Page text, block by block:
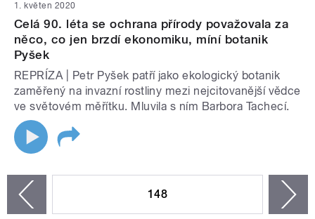
1. květen 2020
Celá 90. léta se ochrana přírody považovala za
něco, co jen brzdí ekonomiku, míní botanik
Pyšek
REPRÍZA | Petr Pyšek patří jako ekologický botanik
zaměřený na invazní rostliny mezi nejcitovanější vědce
ve světovém měřítku. Mluvila s ním Barbora Tachecí.
148